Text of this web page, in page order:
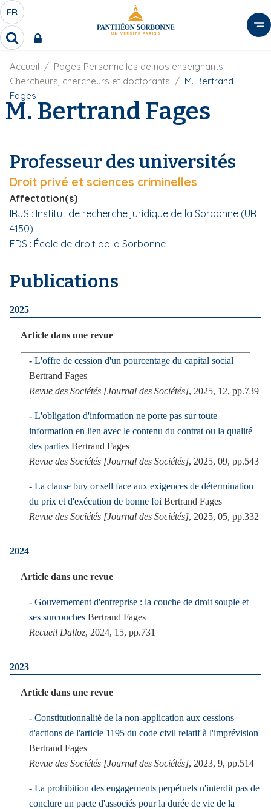
A
l
l
e
S
É
L
E
C
T
E
U
E
L
A
N
G
F
R
FR
R
c
h
e
r
c
r
F
i
d
'
A
a
n
e
Accueil
Pages Personnelles de nos enseignants-
Chercheurs, chercheurs et doctorants
M. Bertrand
Fages
M. Bertrand Fages
Professeur des universités
Droit privé et sciences criminelles
Affectation(s)
IRJS : Institut de recherche juridique de la Sorbonne (UR
4150)
EDS : École de droit de la Sorbonne
Publications
2025
Article dans une revue
L'offre de cession d'un pourcentage du capital social
Bertrand Fages
Revue des Sociétés [Journal des Sociétés], 2025, 12, pp.739
L'obligation d'information ne porte pas sur toute
information en lien avec le contenu du contrat ou la qualité
des parties Bertrand Fages
Revue des Sociétés [Journal des Sociétés], 2025, 09, pp.543
La clause buy or sell face aux exigences de détermination
du prix et d'exécution de bonne foi Bertrand Fages
Revue des Sociétés [Journal des Sociétés], 2025, 05, pp.332
2024
Article dans une revue
Gouvernement d'entreprise : la couche de droit souple et
ses surcouches Bertrand Fages
Recueil Dalloz, 2024, 15, pp.731
2023
Article dans une revue
Constitutionnalité de la non-application aux cessions
d'actions de l'article 1195 du code civil relatif à l'imprévision
Bertrand Fages
Revue des Sociétés [Journal des Sociétés], 2023, 9, pp.514
La prohibition des engagements perpétuels n'interdit pas de
conclure un pacte d'associés pour la durée de vie de la